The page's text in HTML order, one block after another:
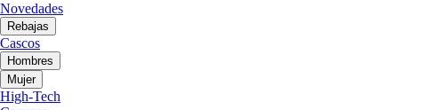
Novedades
Rebajas
Cascos
Hombres
Mujer
High-Tech